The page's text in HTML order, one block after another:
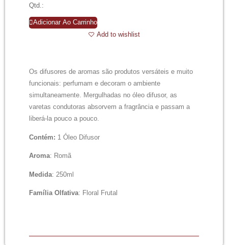
Qtd.:
Adicionar Ao Carrinho
Add to wishlist
Os difusores de aromas são produtos versáteis e muito
funcionais: perfumam e decoram o ambiente
simultaneamente. Mergulhadas no óleo difusor, as
varetas condutoras absorvem a fragrância e passam a
liberá-la pouco a pouco.
Contém: 1 Óleo Difusor
Aroma: Romã
Medida: 250ml
Família Olfativa: Floral Frutal